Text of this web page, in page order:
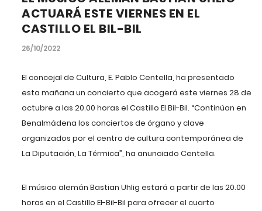
ACTUARÁ ESTE VIERNES EN EL
CASTILLO EL BIL-BIL
26/10/2022
El concejal de Cultura, E. Pablo Centella, ha presentado
esta mañana un concierto que acogerá este viernes 28 de
octubre a las 20.00 horas el Castillo El Bil-Bil. “Continúan en
Benalmádena los conciertos de órgano y clave
organizados por el centro de cultura contemporánea de
La Diputación, La Térmica”, ha anunciado Centella.
El músico alemán Bastian Uhlig estará a partir de las 20.00
horas en el Castillo El-Bil-Bil para ofrecer el cuarto